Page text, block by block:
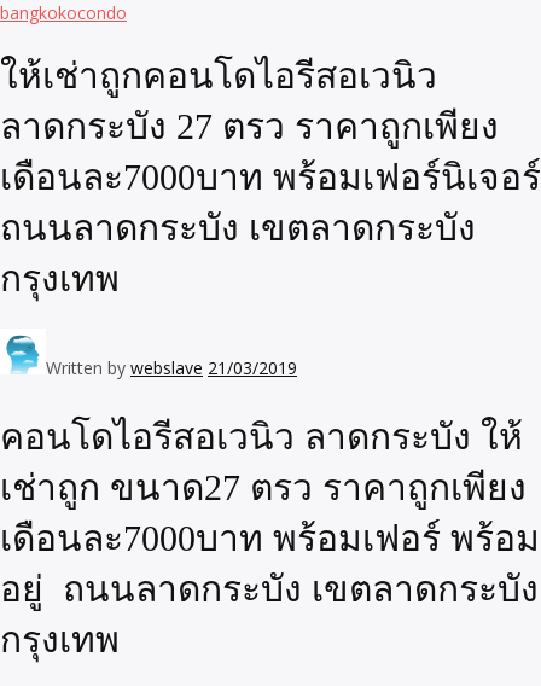
bangkokocondo
ให้เช่าถูกคอนโดไอรีสอเวนิว
ลาดกระบัง 27 ตรว ราคาถูกเพียง
เดือนละ7000บาท พร้อมเฟอร์นิเจอร์
ถนนลาดกระบัง เขตลาดกระบัง
กรุงเทพ
Written by webslave 21/03/2019
คอนโดไอรีสอเวนิว ลาดกระบัง ให้
เช่าถูก ขนาด27 ตรว ราคาถูกเพียง
เดือนละ7000บาท พร้อมเฟอร์ พร้อม
อยู่ ถนนลาดกระบัง เขตลาดกระบัง
กรุงเทพ